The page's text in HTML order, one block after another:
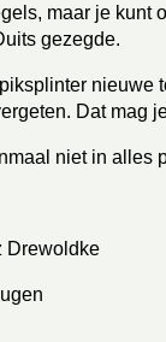
maar je kunt
gezegde.
nieuwe
Dat mag
niet in alles
Drewoldke